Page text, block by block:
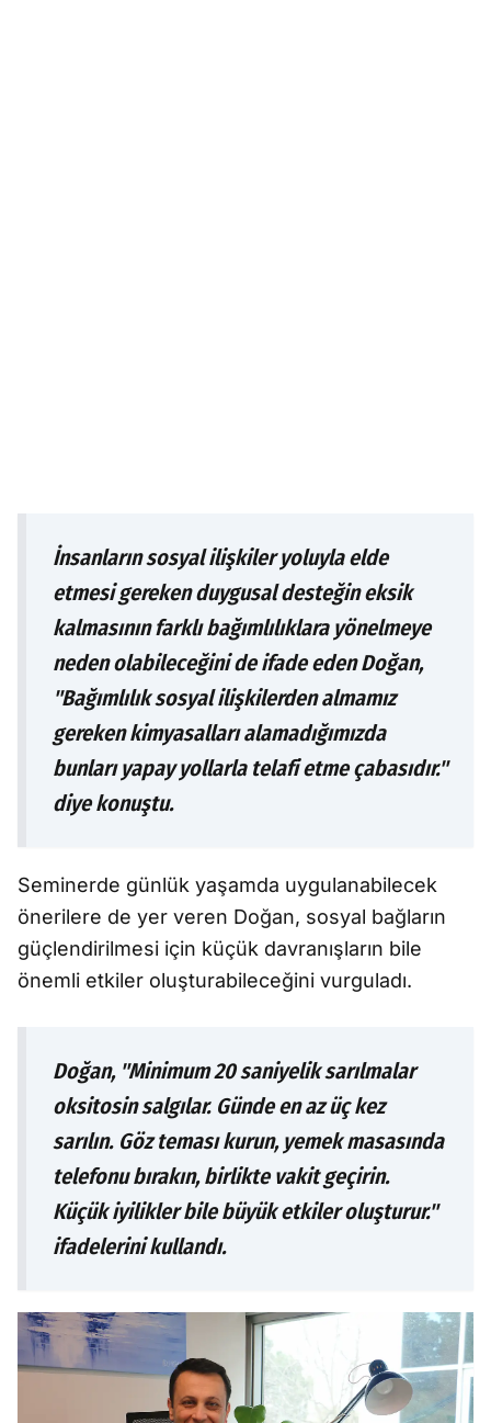
İnsanların sosyal ilişkiler yoluyla elde
etmesi gereken duygusal desteğin eksik
kalmasının farklı bağımlılıklara yönelmeye
neden olabileceğini de ifade eden Doğan,
"Bağımlılık sosyal ilişkilerden almamız
gereken kimyasalları alamadığımızda
bunları yapay yollarla telafi etme çabasıdır."
diye konuştu.
Seminerde günlük yaşamda uygulanabilecek
önerilere de yer veren Doğan, sosyal bağların
güçlendirilmesi için küçük davranışların bile
önemli etkiler oluşturabileceğini vurguladı.
Doğan, "Minimum 20 saniyelik sarılmalar
oksitosin salgılar. Günde en az üç kez
sarılın. Göz teması kurun, yemek masasında
telefonu bırakın, birlikte vakit geçirin.
Küçük iyilikler bile büyük etkiler oluşturur."
ifadelerini kullandı.